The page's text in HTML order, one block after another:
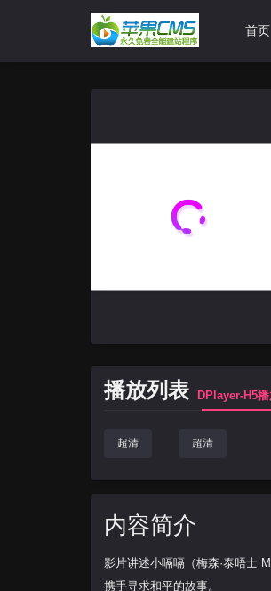
首页
播放列表 DPlayer-H5
超清 超清
内容简介
影片讲述小嗝嗝（梅森·泰晤士
携手寻求和平的故事。